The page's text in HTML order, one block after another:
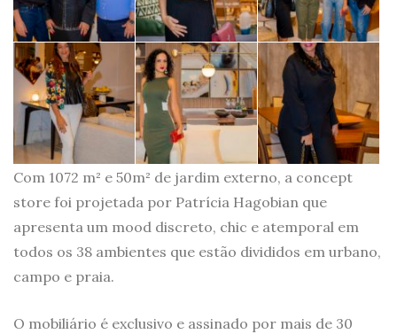
Com 1072 m² e 50m² de jardim externo, a concept
store foi projetada por Patrícia Hagobian que
apresenta um mood discreto, chic e atemporal em
todos os 38 ambientes que estão divididos em urbano,
campo e praia.
O mobiliário é exclusivo e assinado por mais de 30